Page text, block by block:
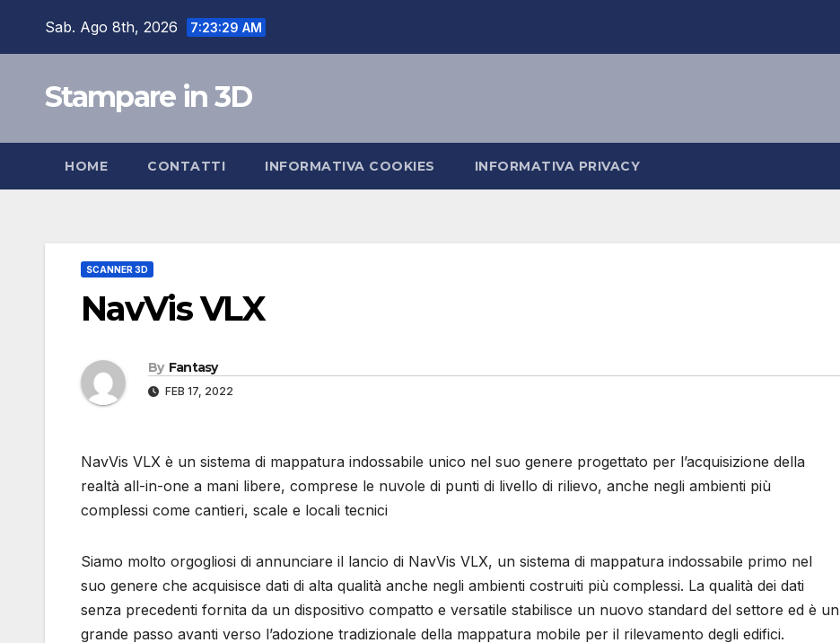
Sab. Ago 8th, 2026 7:23:30 AM
Stampare in 3D
HOME CONTATTI INFORMATIVA COOKIES INFORMATIVA PRIVACY
SCANNER 3D
NavVis VLX
By Fantasy
FEB 17, 2022
NavVis VLX è un sistema di mappatura indossabile unico nel suo genere progettato per l’acquisizione della
realtà all-in-one a mani libere, comprese le nuvole di punti di livello di rilievo, anche negli ambienti più
complessi come cantieri, scale e locali tecnici
Siamo molto orgogliosi di annunciare il lancio di NavVis VLX, un sistema di mappatura indossabile primo nel
suo genere che acquisisce dati di alta qualità anche negli ambienti costruiti più complessi. La qualità dei dati
senza precedenti fornita da un dispositivo compatto e versatile stabilisce un nuovo standard del settore ed è un
grande passo avanti verso l’adozione tradizionale della mappatura mobile per il rilevamento degli edifici.